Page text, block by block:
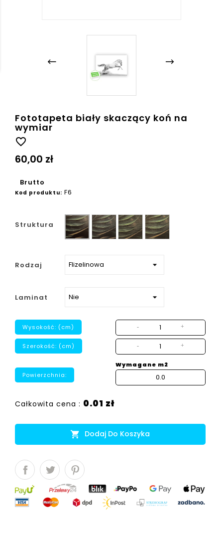
Fototapeta biały skaczący koń na
wymiar
favorite_border
60,00 zł
Brutto
Kod produktu: F6
Struktura
Gładka Ziarno Płótno Beton
strukturalny
Rodzaj
Laminat
Wysokość: (cm) - +
Szerokość: (cm) - +
Powierzchnia:
Wymagane m2
Całkowita cena : 0.01 zł
 Dodaj Do Koszyka